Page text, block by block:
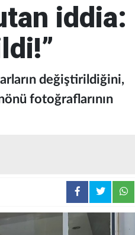
iddia:
değiştirildiğini,
fotoğraflarının